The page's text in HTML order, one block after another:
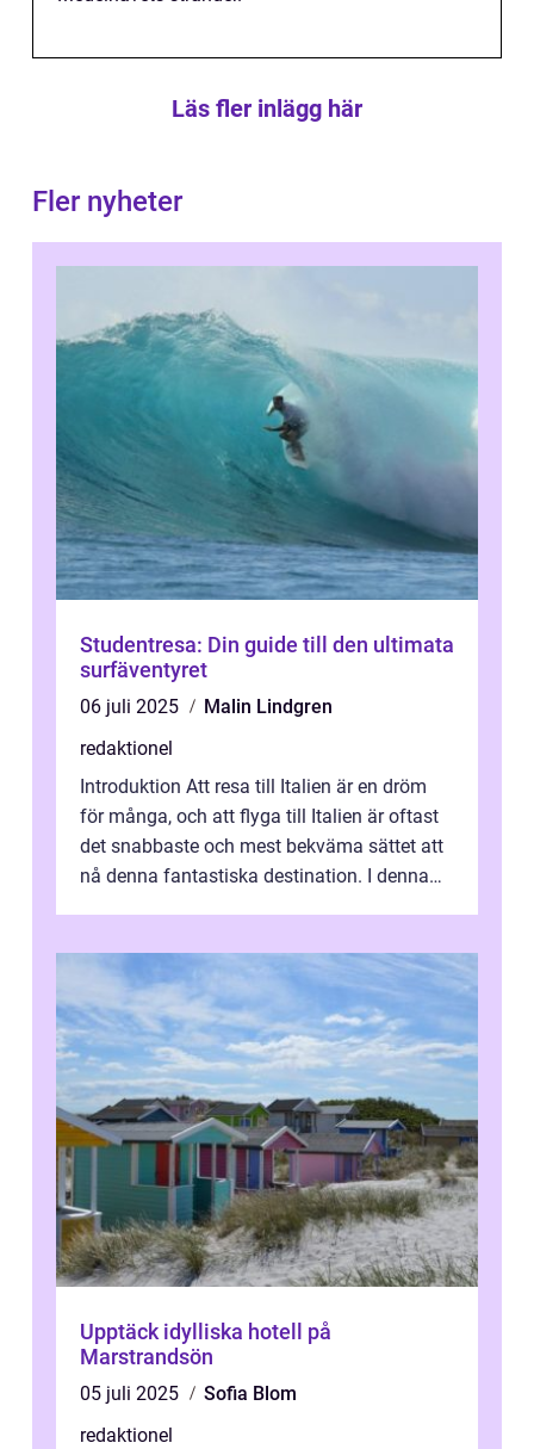
Läs fler inlägg här
Fler nyheter
Studentresa: Din guide till den ultimata
surfäventyret
06 juli 2025
Malin Lindgren
redaktionel
Introduktion Att resa till Italien är en dröm
för många, och att flyga till Italien är oftast
det snabbaste och mest bekväma sättet att
nå denna fantastiska destination. I denna
Upptäck idylliska hotell på
Marstrandsön
05 juli 2025
Sofia Blom
redaktionel